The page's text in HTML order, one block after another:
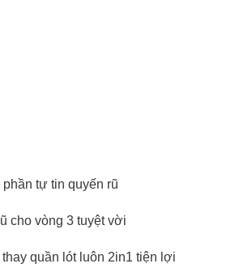
tự tin quyến rũ
cho vòng 3 tuyệt vời
quần lót luôn 2in1 tiện lợi